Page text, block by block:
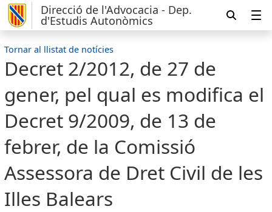
Direcció de l'Advocacia - Dep.
d'Estudis Autonòmics
Tornar al llistat de notícies
Decret 2/2012, de 27 de
gener, pel qual es modifica el
Decret 9/2009, de 13 de
febrer, de la Comissió
Assessora de Dret Civil de les
Illes Balears